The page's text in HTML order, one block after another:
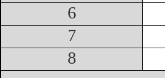
研
6
7
8